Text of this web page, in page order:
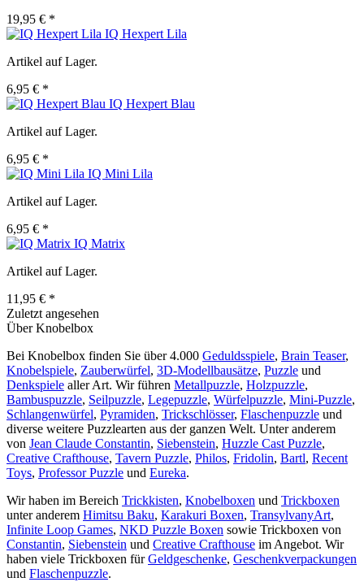
19,95 € *
IQ Hexpert Lila
Artikel auf Lager.
6,95 € *
IQ Hexpert Blau
Artikel auf Lager.
6,95 € *
IQ Mini Lila
Artikel auf Lager.
6,95 € *
IQ Matrix
Artikel auf Lager.
11,95 € *
Zuletzt angesehen
Über Knobelbox
Bei Knobelbox finden Sie über 4.000 Geduldsspiele, Brain Teaser,
Knobelspiele, Zauberwürfel, 3D-Modellbausätze, Puzzle und
Denkspiele aller Art. Wir führen Metallpuzzle, Holzpuzzle,
Bambuspuzzle, Seilpuzzle, Legepuzzle, Würfelpuzzle, Mini-Puzzle,
Schlangenwürfel, Pyramiden, Trickschlösser, Flaschenpuzzle und
diverse weitere Puzzlearten aus der ganzen Welt. Unter anderem
von Jean Claude Constantin, Siebenstein, Huzzle Cast Puzzle,
Creative Crafthouse, Tavern Puzzle, Philos, Fridolin, Bartl, Recent
Toys, Professor Puzzle und Eureka.
Wir haben im Bereich Trickkisten, Knobelboxen und Trickboxen
unter anderem Himitsu Baku, Karakuri Boxen, TransylvanyArt,
Infinite Loop Games, NKD Puzzle Boxen sowie Trickboxen von
Constantin, Siebenstein und Creative Crafthouse im Angebot. Wir
haben viele Trickboxen fürGeldgeschenke, Geschenkverpackungen
und Flaschenpuzzle.